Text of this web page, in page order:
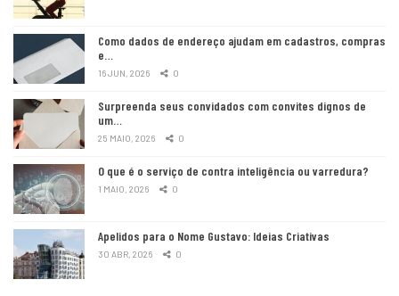
Como dados de endereço ajudam em cadastros, compras
e…
16 JUN, 2026 0
Surpreenda seus convidados com convites dignos de
um…
25 MAIO, 2026 0
O que é o serviço de contra inteligência ou varredura?
1 MAIO, 2026 0
Apelidos para o Nome Gustavo: Ideias Criativas
30 ABR, 2026 0